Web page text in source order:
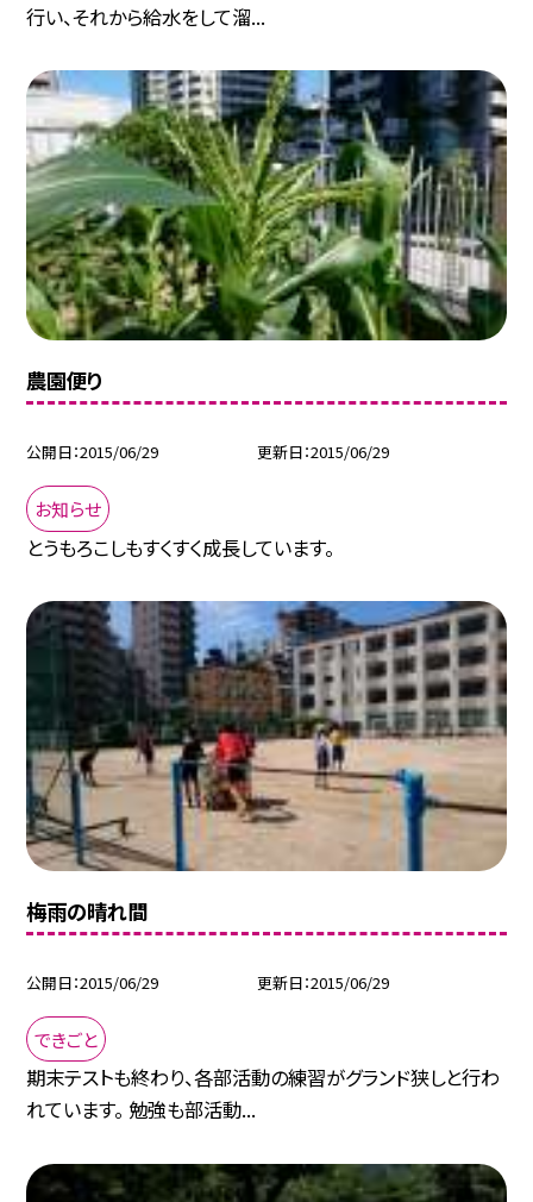
行い、それから給水をして溜...
農園便り
公開日 2015/06/29 更新日 2015/06/29
お知らせ
とうもろこしもすくすく成長しています。
梅雨の晴れ間
公開日 2015/06/29 更新日 2015/06/29
できごと
期末テストも終わり、各部活動の練習がグランド狭しと行わ
れています。 勉強も部活動...